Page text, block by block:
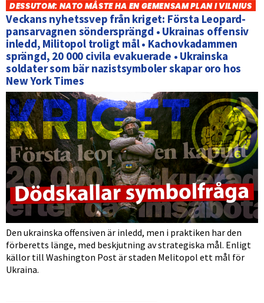
DESSUTOM: NATO MÅSTE HA EN GEMENSAM PLAN I VILNIUS
Veckans nyhetssvep från kriget: Första Leopard-
pansarvagnen söndersprängd • Ukrainas offensiv
inledd, Militopol troligt mål • Kachovkadammen
sprängd, 20 000 civila evakuerade • Ukrainska
soldater som bär nazistsymboler skapar oro hos
New York Times
Den ukrainska offensiven är inledd, men i praktiken har den
förberetts länge, med beskjutning av strategiska mål. Enligt
källor till Washington Post är staden Melitopol ett mål för
Ukraina.